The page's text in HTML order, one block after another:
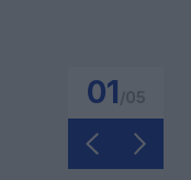
01